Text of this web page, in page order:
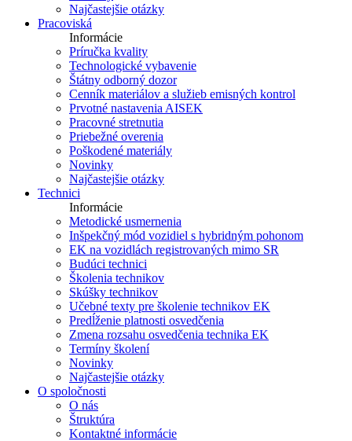
Najčastejšie otázky
Pracoviská
Informácie
Príručka kvality
Technologické vybavenie
Štátny odborný dozor
Cenník materiálov a služieb emisných kontrol
Prvotné nastavenia AISEK
Pracovné stretnutia
Priebežné overenia
Poškodené materiály
Novinky
Najčastejšie otázky
Technici
Informácie
Metodické usmernenia
Inšpekčný mód vozidiel s hybridným pohonom
EK na vozidlách registrovaných mimo SR
Budúci technici
Školenia technikov
Skúšky technikov
Učebné texty pre školenie technikov EK
Predĺženie platnosti osvedčenia
Zmena rozsahu osvedčenia technika EK
Termíny školení
Novinky
Najčastejšie otázky
O spoločnosti
O nás
Štruktúra
Kontaktné informácie